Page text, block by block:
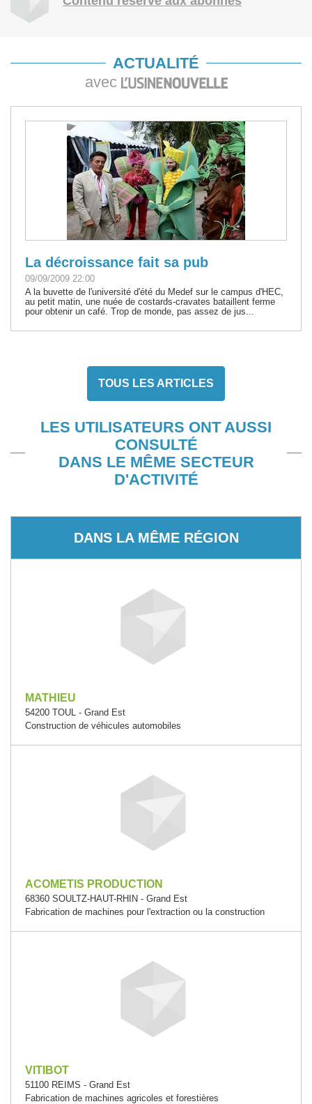
ACTUALITÉ
avec
La décroissance fait sa pub
09/09/2009 22:00
A la buvette de l'université d'été du Medef sur le campus d'HEC,
au petit matin, une nuée de costards-cravates bataillent ferme
pour obtenir un café. Trop de monde, pas assez de jus...
TOUS LES ARTICLES
LES UTILISATEURS ONT AUSSI
CONSULTÉ
DANS LE MÊME SECTEUR
D'ACTIVITÉ
DANS LA MÊME RÉGION
MATHIEU
54200 TOUL - Grand Est
Construction de véhicules automobiles
ACOMETIS PRODUCTION
68360 SOULTZ-HAUT-RHIN - Grand Est
Fabrication de machines pour l'extraction ou la construction
VITIBOT
51100 REIMS - Grand Est
Fabrication de machines agricoles et forestières